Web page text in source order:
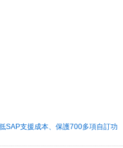
SAP支援成本、保護700多項自訂功